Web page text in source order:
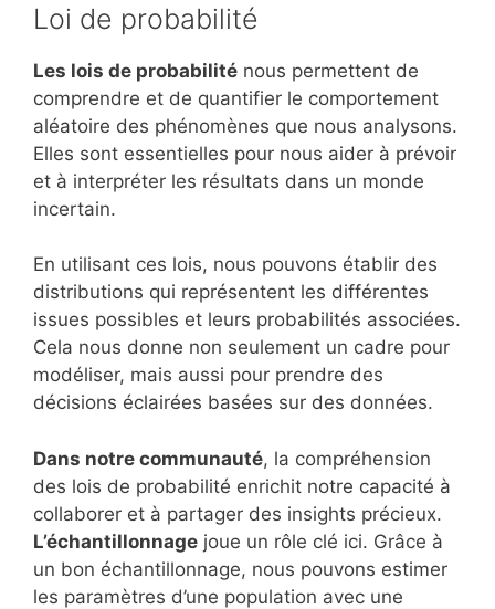
Loi de probabilité
Les lois de probabilité nous permettent de
comprendre et de quantifier le comportement
aléatoire des phénomènes que nous analysons.
Elles sont essentielles pour nous aider à prévoir
et à interpréter les résultats dans un monde
incertain.
En utilisant ces lois, nous pouvons établir des
distributions qui représentent les différentes
issues possibles et leurs probabilités associées.
Cela nous donne non seulement un cadre pour
modéliser, mais aussi pour prendre des
décisions éclairées basées sur des données.
Dans notre communauté, la compréhension
des lois de probabilité enrichit notre capacité à
collaborer et à partager des insights précieux.
L’échantillonnage joue un rôle clé ici. Grâce à
un bon échantillonnage, nous pouvons estimer
les paramètres d’une population avec une